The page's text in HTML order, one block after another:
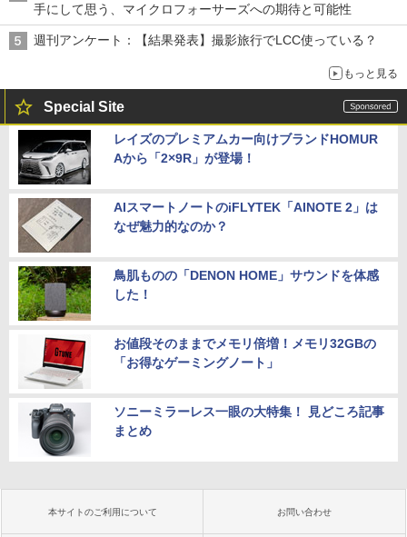
手にして思う、マイクロフォーサーズへの期待と可能性
週刊アンケート：【結果発表】撮影旅行でLCC使っている？
もっと見る
Special Site
レイズのプレミアムカー向けブランドHOMUR
Aから「2×9R」が登場！
AIスマートノートのiFLYTEK「AINOTE 2」は
なぜ魅力的なのか？
鳥肌ものの「DENON HOME」サウンドを体感
した！
お値段そのままでメモリ倍増！メモリ32GBの
「お得なゲーミングノート」
ソニーミラーレス一眼の大特集！ 見どころ記事
まとめ
本サイトのご利用について お問い合わせ